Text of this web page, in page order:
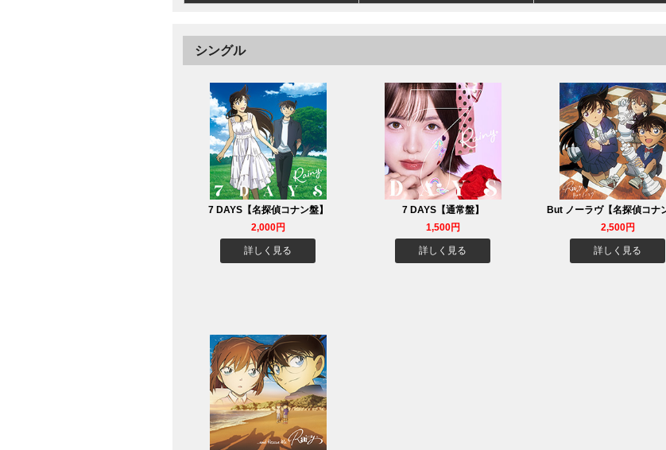
シングル
7 DAYS【名探偵コナン盤】
2,000円
詳しく見る
7 DAYS【通常盤】
1,500円
詳しく見る
But ノーラヴ【名探偵コナ
2,500円
詳しく見る